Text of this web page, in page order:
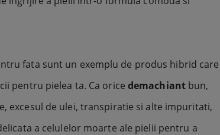
fata sunt un exemplu de produs hibrid care
pentru pielea ta. Ca orice demachiantbun,
excesul de ulei, transpiratie si alte impuritati,
a celulelor moarte ale pielii pentru a